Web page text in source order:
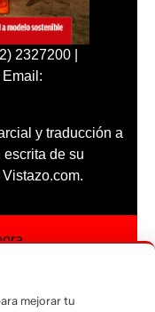
2327200 |
y traducción a
de su
mejorar tu